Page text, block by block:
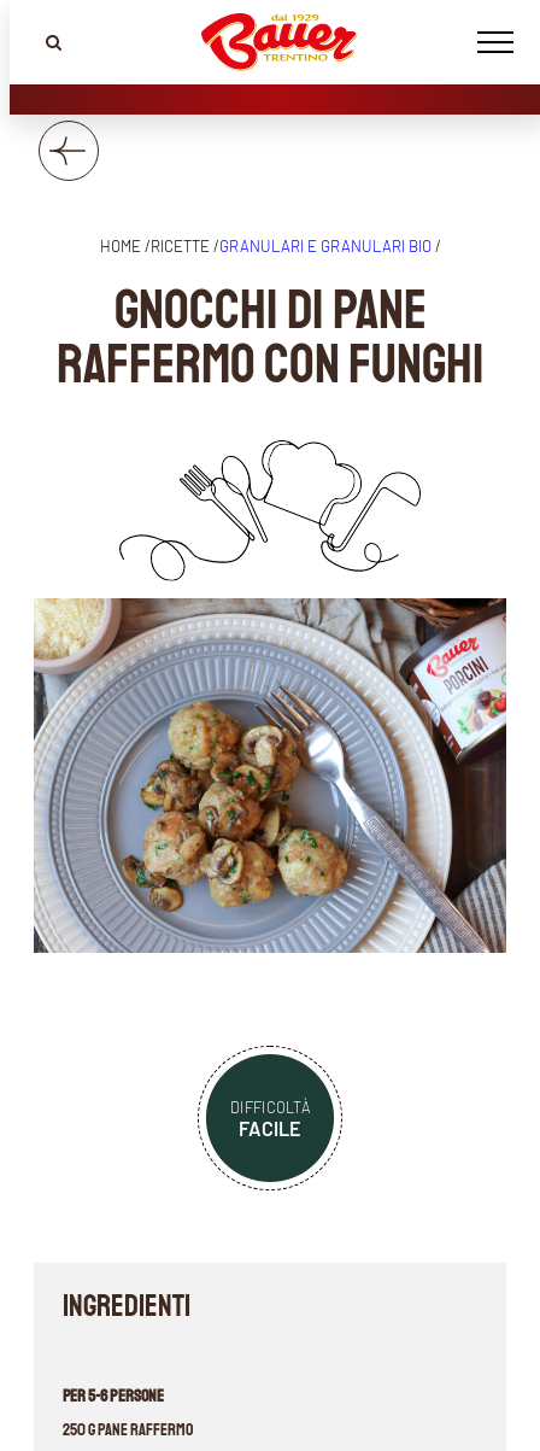
HOME /RICETTE /GRANULARI E GRANULARI BIO/
GNOCCHI DI PANE
RAFFERMO CON FUNGHI
DIFFICOLTÀ
FACILE
INGREDIENTI
Per 5-6 persone
250 g pane raffermo